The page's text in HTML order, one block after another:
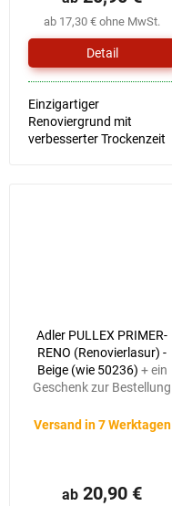
ab 17,30 € ohne MwSt.
Detail
Einzigartiger
Renoviergrund mit
verbesserter Trockenzeit
Adler PULLEX PRIMER-
RENO (Renovierlasur) -
Beige (wie 50236) + ein
Geschenk zur Bestellung
Versand in 7 Werktagen
ab 20,90 €